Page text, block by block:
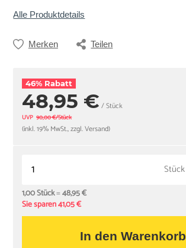
Alle Produktdetails
Merken Teilen
46% Rabatt
48,95 € / Stück
UVP 90,00 €/Stück
(inkl. 19% MwSt., zzgl. Versand)
Stück
1,00 Stück=48,95 €
Sie sparen 41,05 €
In den Warenkorb